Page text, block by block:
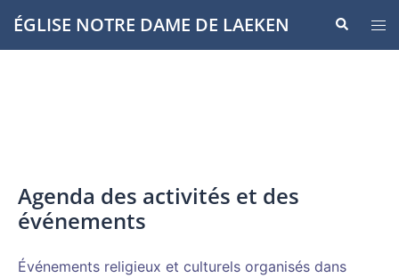
Aller
auÉGLISE NOTRE DAME DE LAEKEN
le
Agenda des activités et des
événements
Événements religieux et culturels organisés dans